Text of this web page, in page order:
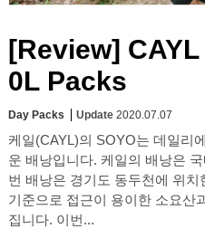
[Review]
0L Packs
Day Packs Update 2020.07.07
케일(CAYL)의 SOYO는 데일리
운 배낭입니다. 케일의 배낭은
번 배낭은 경기도 동두천에 위치
기준으로 접근이 용이한 소요산
집니다. 이번...